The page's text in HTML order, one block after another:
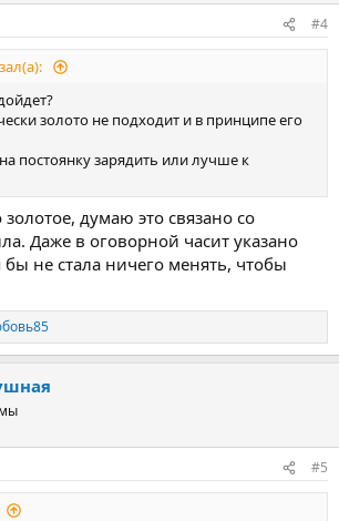
свечу и капая воском на узел
связал. Как воск тает и капает,
хворью падучей свалятся. Кольцо
После этого зашить кольцо с нитью и
получилась ладанка, которую вы
шею перед выполнением обрядов. Одевая
раз читать: "Кладу пред собой оберег
в пепел обратит, тот меня одолеет.
мне."
#4
золото не подходит и в принципе его
постоянку зарядить или лучше к
думаю это связано со
Даже в оговорной часит указано
бы не стала ничего менять, чтобы
#5